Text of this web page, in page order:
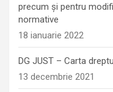
precum şi pentru
normative
18 ianuarie 2022
DG JUST – Carta
13 decembrie 2021